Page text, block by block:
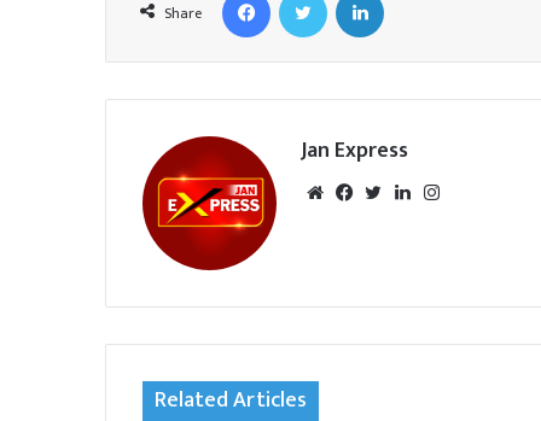
Share
Jan Express
We Fac Twi Lin
Related Articles